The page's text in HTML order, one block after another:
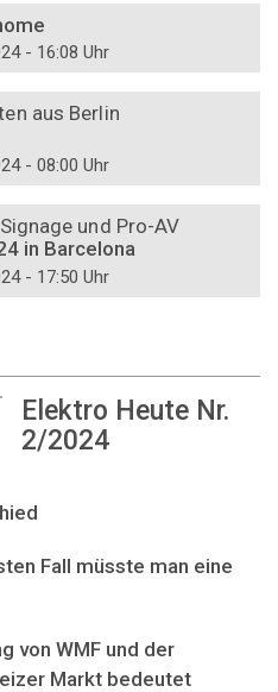
- 16:08 Uhr
aus Berlin
- 08:00 Uhr
und Pro-AV
in Barcelona
- 17:50 Uhr
Elektro Heute Nr.
2/2024
Fall müsste man eine
von WMF und der
Markt bedeutet